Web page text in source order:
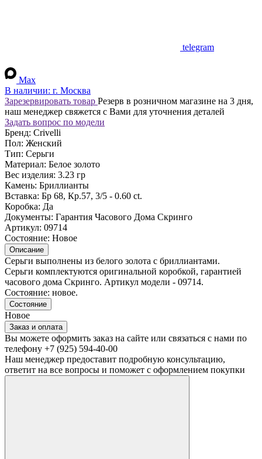
telegram
Max
В наличии: г. Москва
Зарезервировать товар Резерв в розничном магазине на 3 дня,
наш менеджер свяжется с Вами для уточнения деталей
Задать вопрос по модели
Бренд: Crivelli
Пол: Женский
Тип: Серьги
Материал: Белое золото
Вес изделия: 3.23 гр
Камень: Бриллианты
Вставка: Бр 68, Кр.57, 3/5 - 0.60 ct.
Коробка: Да
Документы: Гарантия Часового Дома Скринго
Артикул: 09714
Состояние: Новое
Описание
Серьги выполнены из белого золота с бриллиантами.
Серьги комплектуются оригинальной коробкой, гарантией
часового дома Скринго. Артикул модели - 09714.
Состояние: новое.
Состояние
Новое
Заказ и оплата
Вы можете оформить заказ на сайте или связаться с нами по
телефону +7 (925) 594-40-00
Наш менеджер предоставит подробную консультацию,
ответит на все вопросы и поможет с оформлением покупки